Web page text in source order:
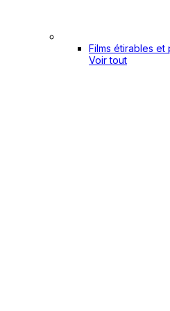
Films étirables et
Voir tout